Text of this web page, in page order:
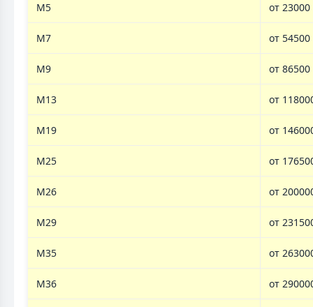
M5 от 23000
M7 от 54500
M9 от 86500
M13 от
M19 от
M25 от
M26 от
M29 от
M35 от
M36 от